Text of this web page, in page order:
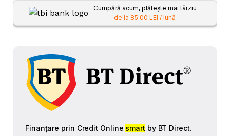
Cumpără acum, plătește mai târziu
de la 85.00 LEI / lună